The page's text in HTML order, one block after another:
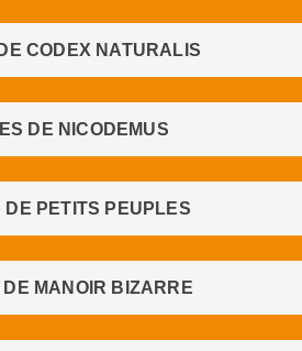
CODEX NATURALIS
DE NICODEMUS
DE PETITS PEUPLES
DE MANOIR BIZARRE